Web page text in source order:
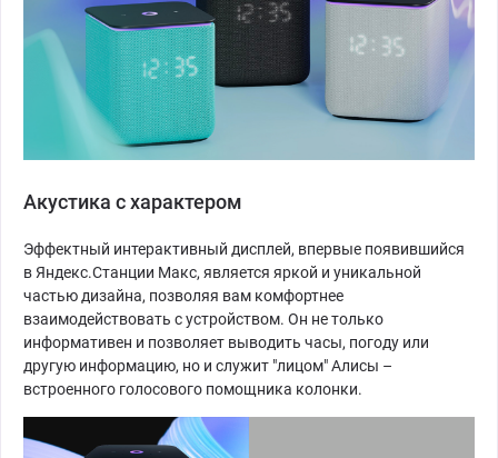
Акустика с характером
Эффектный интерактивный дисплей, впервые появившийся
в Яндекс.Станции Макс, является яркой и уникальной
частью дизайна, позволяя вам комфортнее
взаимодействовать с устройством. Он не только
информативен и позволяет выводить часы, погоду или
другую информацию, но и служит "лицом" Алисы –
встроенного голосового помощника колонки.